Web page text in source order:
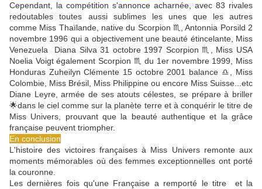
Cependant, la compétition s'annonce acharnée, avec 83 rivales
redoutables toutes aussi sublimes les unes que les autres
comme Miss Thaïlande, native du Scorpion ♏, Antonnia Porsild 2
novembre 1996 qui a objectivement une beauté étincelante, Miss
Venezuela Diana Silva 31 octobre 1997 Scorpion ♏, Miss USA
Noelia Voigt également Scorpion ♏ du 1er novembre 1999, Miss
Honduras Zuheilyn Clémente 15 octobre 2001 balance ♎, Miss
Colombie, Miss Brésil, Miss Philippine ou encore Miss Suisse...etc
Diane Leyre, armée de ses atouts célestes, se prépare à briller
🌟dans le ciel comme sur la planète terre et à conquérir le titre de
Miss Univers, prouvant que la beauté authentique et la grâce
française peuvent triompher.
En conclusion
L'histoire des victoires françaises à Miss Univers remonte aux
moments mémorables où des femmes exceptionnelles ont porté
la couronne.
Les dernières fois qu'une Française a remporté le titre et la